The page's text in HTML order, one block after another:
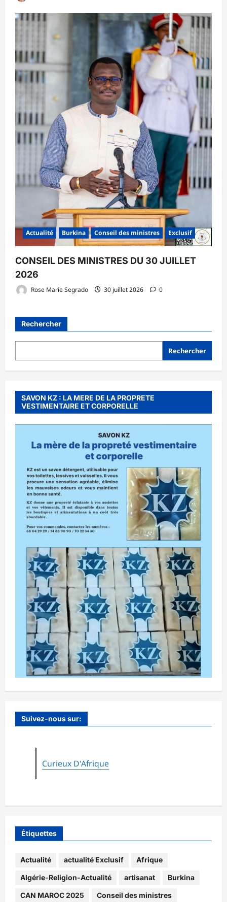
Actualité Burkina Conseil des ministres Exclusif
CONSEIL DES MINISTRES DU 30 JUILLET
2026
Rose Marie Segrado 30 juillet 2026 0
Rechercher
Rechercher
SAVON KZ : LA MERE DE LA PROPRETE
VESTIMENTAIRE ET CORPORELLE
Suivez-nous sur:
Curieux D'Afrique
Étiquettes
Actualité actualité Exclusif Afrique
Algérie-Religion-Actualité artisanat Burkina
CAN MAROC 2025 Conseil des ministres